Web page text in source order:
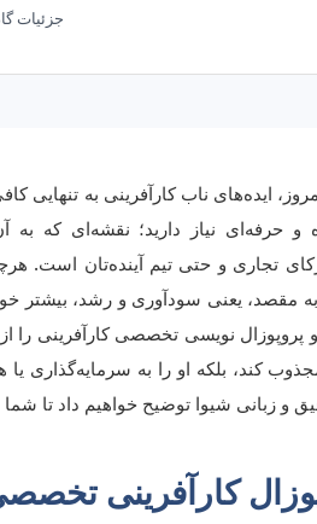
جزئیات
ایده‌های ناب کارآفرینی به
و حرفه‌ای نیاز دارید؛ نقشه‌ای که
تجاری و حتی تیم آینده‌تان است.
مقصد، یعنی سودآوری و رشد، بیشتر
و پروپوزال نویسی تخصصی کارآفرینی را
مجذوب کند، بلکه او را به سرمایه‌گذاری
و زبانی شیوا توضیح خواهیم داد تا
کارآفرینی